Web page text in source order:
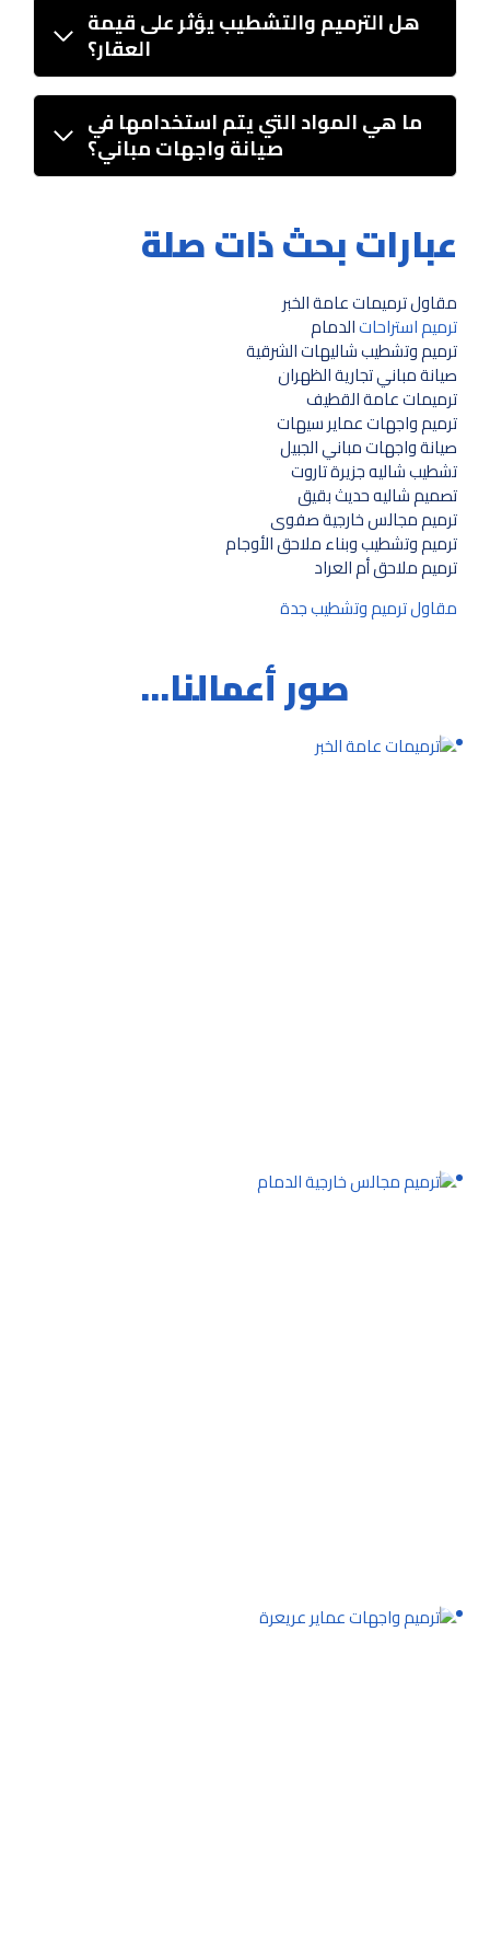
هل الترميم والتشطيب يؤثر على قيمة
العقار؟
ما هي المواد التي يتم استخدامها في
صيانة واجهات مباني؟
عبارات بحث ذات صلة
مقاول ترميمات عامة الخبر
ترميم استراحاتالدمام
ترميم وتشطيب شاليهات الشرقية
صيانة مباني تجارية الظهران
ترميمات عامة القطيف
ترميم واجهات عماير سيهات
صيانة واجهات مباني الجبيل
تشطيب شاليه جزيرة تاروت
تصميم شاليه حديث بقيق
ترميم مجالس خارجية صفوى
ترميم وتشطيب وبناء ملاحق الأوجام
ترميم ملاحق أم العراد
مقاول ترميم وتشطيب جدة
صور أعمالنا…